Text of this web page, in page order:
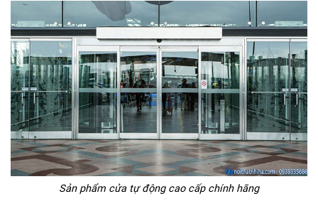
Sản phẩm cửa tự động cao cấp chính hãng